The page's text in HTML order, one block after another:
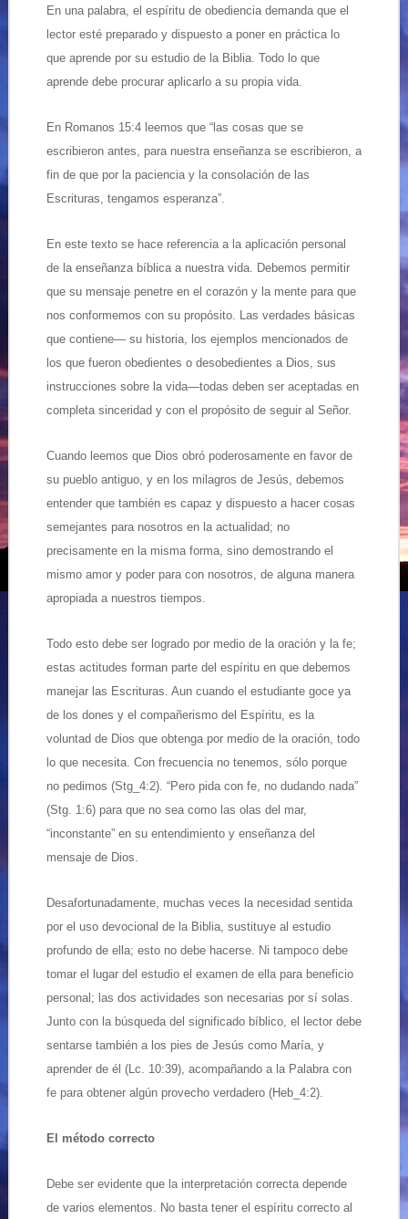
En una palabra, el espíritu de obediencia demanda que el
lector esté preparado y dispuesto a poner en práctica lo
que aprende por su estudio de la Biblia. Todo lo que
aprende debe procurar aplicarlo a su propia vida.
En Romanos 15:4 leemos que “las cosas que se
escribieron antes, para nuestra enseñanza se escribieron, a
fin de que por la paciencia y la consolación de las
Escrituras, tengamos esperanza”.
En este texto se hace referencia a la aplicación personal
de la enseñanza bíblica a nuestra vida. Debemos permitir
que su mensaje penetre en el corazón y la mente para que
nos conformemos con su propósito. Las verdades básicas
que contiene— su historia, los ejemplos mencionados de
los que fueron obedientes o desobedientes a Dios, sus
instrucciones sobre la vida—todas deben ser aceptadas en
completa sinceridad y con el propósito de seguir al Señor.
Cuando leemos que Dios obró poderosamente en favor de
su pueblo antiguo, y en los milagros de Jesús, debemos
entender que también es capaz y dispuesto a hacer cosas
semejantes para nosotros en la actualidad; no
precisamente en la misma forma, sino demostrando el
mismo amor y poder para con nosotros, de alguna manera
apropiada a nuestros tiempos.
Todo esto debe ser logrado por medio de la oración y la fe;
estas actitudes forman parte del espíritu en que debemos
manejar las Escrituras. Aun cuando el estudiante goce ya
de los dones y el compañerismo del Espíritu, es la
voluntad de Dios que obtenga por medio de la oración, todo
lo que necesita. Con frecuencia no tenemos, sólo porque
no pedimos (Stg_4:2). “Pero pida con fe, no dudando nada”
(Stg. 1:6) para que no sea como las olas del mar,
“inconstante” en su entendimiento y enseñanza del
mensaje de Dios.
Desafortunadamente, muchas veces la necesidad sentida
por el uso devocional de la Biblia, sustituye al estudio
profundo de ella; esto no debe hacerse. Ni tampoco debe
tomar el lugar del estudio el examen de ella para beneficio
personal; las dos actividades son necesarias por sí solas.
Junto con la búsqueda del significado bíblico, el lector debe
sentarse también a los pies de Jesús como María, y
aprender de él (Lc. 10:39), acompañando a la Palabra con
fe para obtener algún provecho verdadero (Heb_4:2).
El método correcto
Debe ser evidente que la interpretación correcta depende
de varios elementos. No basta tener el espíritu correcto al